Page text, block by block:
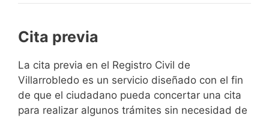
Cita previa
​​​​​​​​​​​​​​​​​​​​​​​​​​​​La cita previa en el Registro Civil de
Villarrobledo es un servicio diseñado con el fin
de que el ciudadano pueda concertar una cita
para realizar algunos trámites sin necesidad de